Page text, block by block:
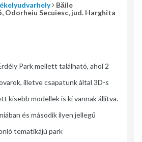
Băile
Odorheiu Secuiesc, jud. Harghita
Park mellett található, ahol 2
illetve csapatunk által 3D-s
kisebb modellek is ki vannak állítva.
és második ilyen jellegű
tematikájú park